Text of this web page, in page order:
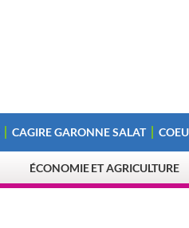
CAGIRE GARONNE SALAT
ÉCONOMIE ET AGRICULTURE